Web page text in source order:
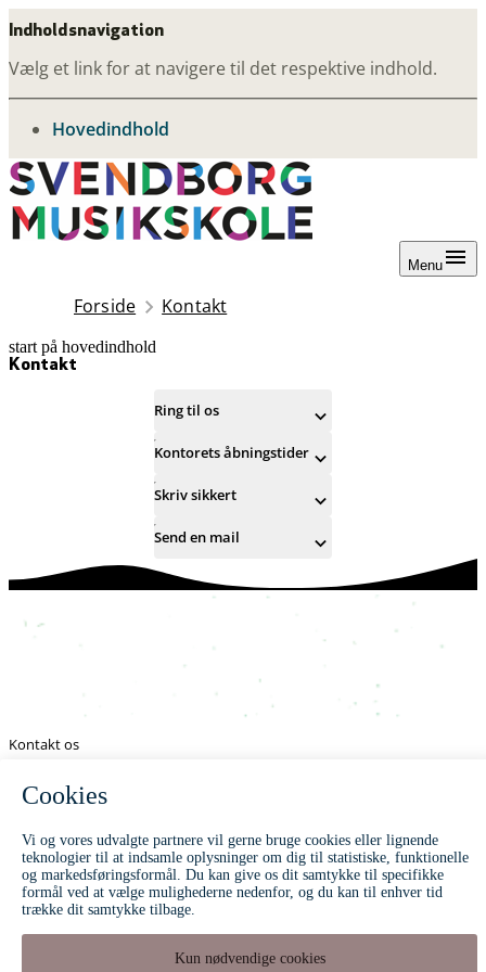
Indholdsnavigation
Vælg et link for at navigere til det respektive indhold.
gå til
Hovedindhold
Menu
Forside Kontakt
start på hovedindhold
Kontakt
senest opdateret 25. november 2025
Ring til os
Kontorets åbningstider
Skriv sikkert
Send en mail
Kontakt os
62 23 30 90
musikskolen@svendborg.dk
Find os
musikskolen.svendborg.dk